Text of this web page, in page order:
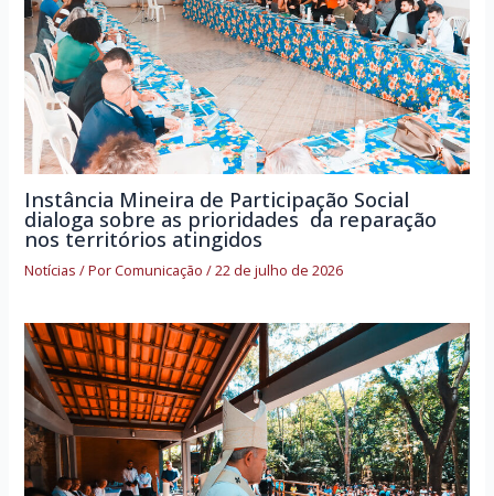
Instância Mineira de Participação Social
dialoga sobre as prioridades da reparação
nos territórios atingidos
Notícias / PorComunicação/22 de julho de 2026